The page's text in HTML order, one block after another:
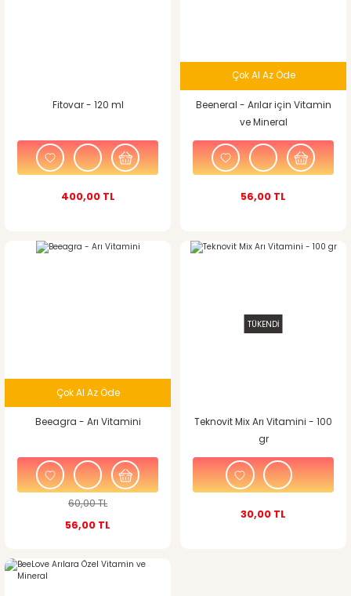
Fitovar - 120 ml
400,00 TL
Çok Al Az Öde
Beeneral - Arılar için Vitamin
ve Mineral
56,00 TL
Çok Al Az Öde
Beeagra - Arı Vitamini
60,00 TL
56,00 TL
TÜKENDİ
Teknovit Mix Arı Vitamini - 100
gr
30,00 TL